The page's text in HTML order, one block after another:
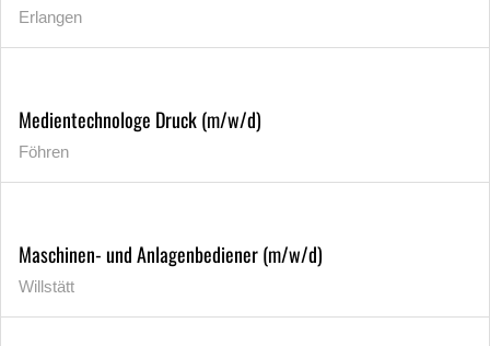
Erlangen
Medientechnologe Druck (m/w/d)
Föhren
Maschinen- und Anlagenbediener (m/w/d)
Willstätt